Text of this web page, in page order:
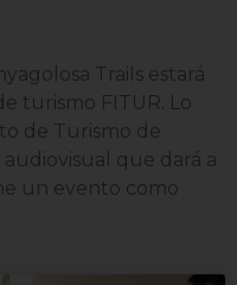
Trails estará
turismo FITUR. Lo
de Turismo de
que dará a
un evento como